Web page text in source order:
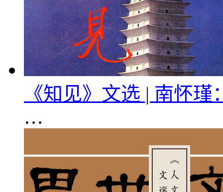
《知见》文选 | 南怀
…